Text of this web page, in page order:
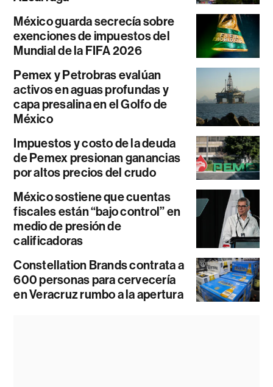
México guarda secrecía sobre
exenciones de impuestos del
Mundial de la FIFA 2026
Pemex y Petrobras evalúan
activos en aguas profundas y
capa presalina en el Golfo de
México
Impuestos y costo de la deuda
de Pemex presionan ganancias
por altos precios del crudo
México sostiene que cuentas
fiscales están “bajo control” en
medio de presión de
calificadoras
Constellation Brands contrata a
600 personas para cervecería
en Veracruz rumbo a la apertura